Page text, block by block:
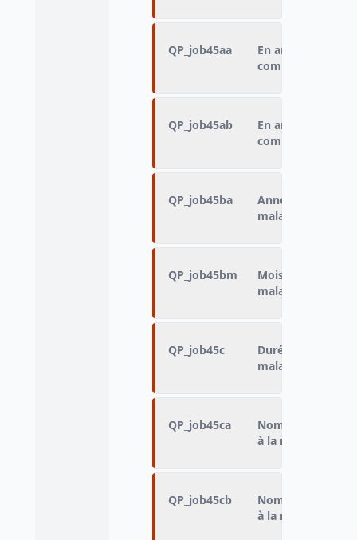
QP_job45aa
En arrêt maladie
combien de jours
QP_job45ab
En arrêt maladie
combien de mois
QP_job45ba
Année de fin du
maladie
QP_job45bm
Mois de fin du
maladie
QP_job45c
Durée du dernier
maladie
QP_job45ca
Nombre de jours
à la maladie
QP_job45cb
Nombre de mois
à la maladie